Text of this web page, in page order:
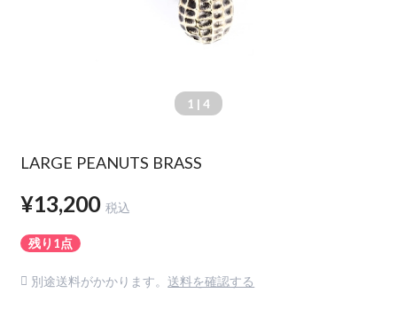
1 | 4
LARGE PEANUTS BRASS
¥13,200 税込
残り1点
別途送料がかかります。 送料を確認する